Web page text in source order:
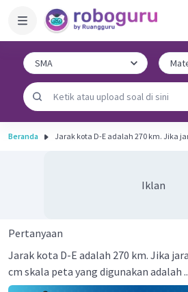
Beranda Jarak kota D-E adalah 270 km. Jika
Iklan
Pertanyaan
Jarak kota D-E adalah 270 km. Jika
cm skala peta yang digunakan adalah